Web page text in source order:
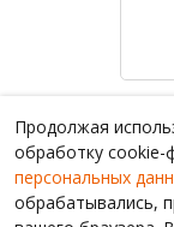
Продолжая
обработку cookie-
персональных
обрабатывались,